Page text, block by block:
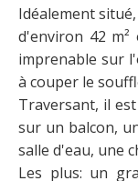
Idéalement
d'environ 42 m²
imprenable sur
à couper le
Traversant, il
sur un balcon,
salle d'eau, une
Les plus: un